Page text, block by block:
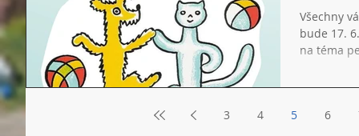
Všechny
bude 17.
na téma
3 4 5 6